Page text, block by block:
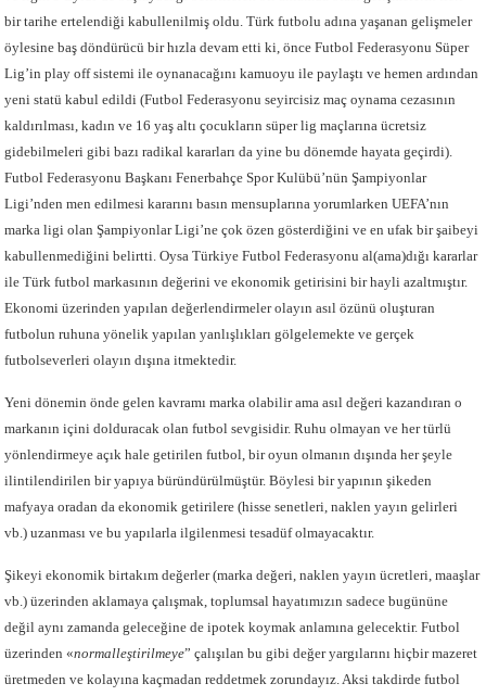
bir tarihe ertelendiği kabullenilmiş oldu. Türk futbolu adına yaşanan gelişmeler
öylesine baş döndürücü bir hızla devam etti ki, önce Futbol Federasyonu Süper
Lig’in play off sistemi ile oynanacağını kamuoyu ile paylaştı ve hemen ardından
yeni statü kabul edildi (Futbol Federasyonu seyircisiz maç oynama cezasının
kaldırılması, kadın ve 16 yaş altı çocukların süper lig maçlarına ücretsiz
gidebilmeleri gibi bazı radikal kararları da yine bu dönemde hayata geçirdi).
Futbol Federasyonu Başkanı Fenerbahçe Spor Kulübü’nün Şampiyonlar
Ligi’nden men edilmesi kararını basın mensuplarına yorumlarken UEFA’nın
marka ligi olan Şampiyonlar Ligi’ne çok özen gösterdiğini ve en ufak bir şaibeyi
kabullenmediğini belirtti. Oysa Türkiye Futbol Federasyonu al(ama)dığı kararlar
ile Türk futbol markasının değerini ve ekonomik getirisini bir hayli azaltmıştır.
Ekonomi üzerinden yapılan değerlendirmeler olayın asıl özünü oluşturan
futbolun ruhuna yönelik yapılan yanlışlıkları gölgelemekte ve gerçek
futbolseverleri olayın dışına itmektedir.
Yeni dönemin önde gelen kavramı marka olabilir ama asıl değeri kazandıran o
markanın içini dolduracak olan futbol sevgisidir. Ruhu olmayan ve her türlü
yönlendirmeye açık hale getirilen futbol, bir oyun olmanın dışında her şeyle
ilintilendirilen bir yapıya büründürülmüştür. Böylesi bir yapının şikeden
mafyaya oradan da ekonomik getirilere (hisse senetleri, naklen yayın gelirleri
vb.) uzanması ve bu yapılarla ilgilenmesi tesadüf olmayacaktır.
Şikeyi ekonomik birtakım değerler (marka değeri, naklen yayın ücretleri, maaşlar
vb.) üzerinden aklamaya çalışmak, toplumsal hayatımızın sadece bugününe
değil aynı zamanda geleceğine de ipotek koymak anlamına gelecektir. Futbol
üzerinden «normalleştirilmeye” çalışılan bu gibi değer yargılarını hiçbir mazeret
üretmeden ve kolayına kaçmadan reddetmek zorundayız. Aksi takdirde futbol